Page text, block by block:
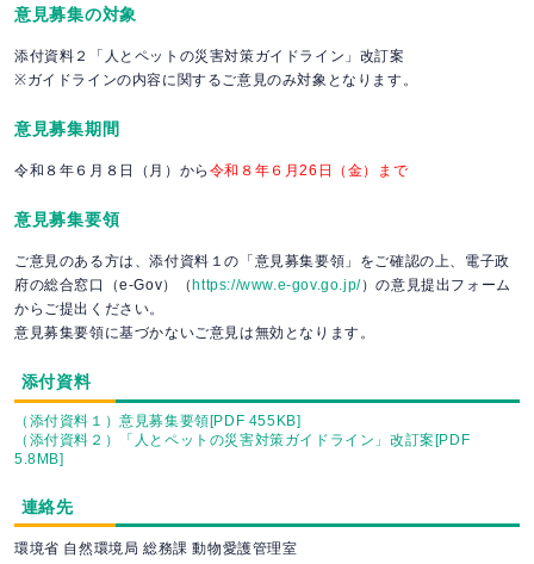
意見募集の対象
添付資料２「人とペットの災害対策ガイドライン」改訂案
※ガイドラインの内容に関するご意見のみ対象となります。
意見募集期間
令和８年６月８日（月）から 令和８年６月26日（金）まで
意見募集要領
ご意見のある方は、添付資料１の「意見募集要領」をご確認の上、電子政
府の総合窓口（e-Gov）（ https://www.e-gov.go.jp/）の意見提出フォーム
からご提出ください。
意見募集要領に基づかないご意見は無効となります。
添付資料
（添付資料１）意見募集要領[PDF 455KB]
（添付資料２）「人とペットの災害対策ガイドライン」改訂案[PDF
5.8MB]
連絡先
環境省 自然環境局 総務課 動物愛護管理室